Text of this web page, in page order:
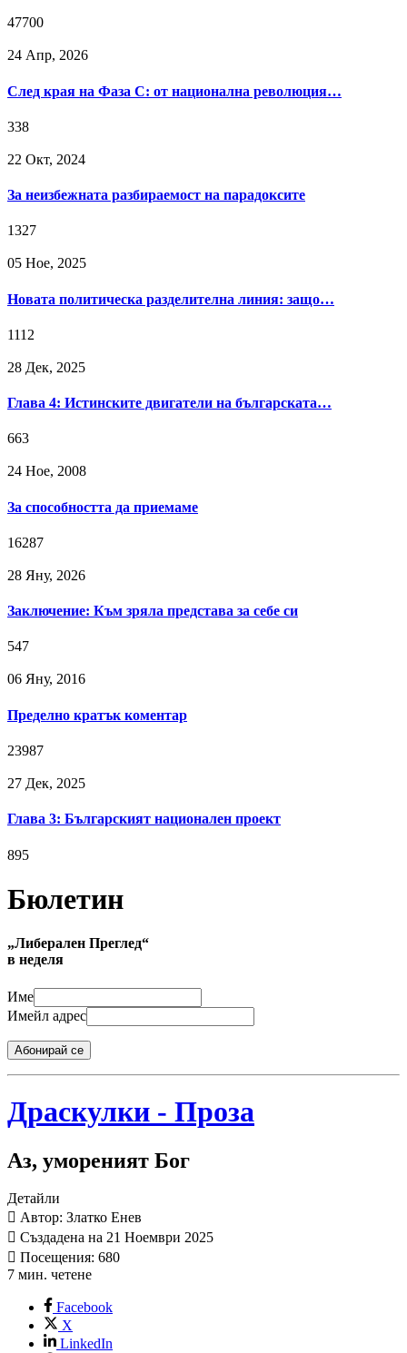
47700
24 Апр, 2026
След края на Фаза C: от национална революция…
338
22 Окт, 2024
За неизбежната разбираемост на парадоксите
1327
05 Ное, 2025
Новата политическа разделителна линия: защо…
1112
28 Дек, 2025
Глава 4: Истинските двигатели на българската…
663
24 Ное, 2008
За способността да приемаме
16287
28 Яну, 2026
Заключение: Към зряла представа за себе си
547
06 Яну, 2016
Пределно кратък коментар
23987
27 Дек, 2025
Глава 3: Българският национален проект
895
Бюлетин
„Либерален Преглед“
в неделя
Име
Имейл адрес
Абонирай се
Драскулки - Проза
Аз, умореният Бог
Детайли
Автор: Златко Енев
Създадена на 21 Ноември 2025
Посещения: 680
7 мин. четене
Facebook
X
LinkedIn